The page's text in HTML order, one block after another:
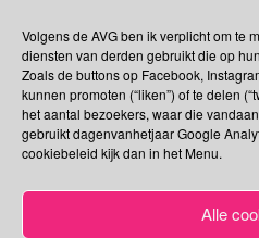
Volgens de AVG ben ik verplicht om te
diensten van derden gebruikt die op
Zoals de buttons op Facebook,
kunnen promoten (“liken”) of te delen
het aantal bezoekers, waar die
gebruikt dagenvanhetjaar Google
cookiebeleid kijk dan in het Menu.
Alle
Social Media
Je kunt me volgen op